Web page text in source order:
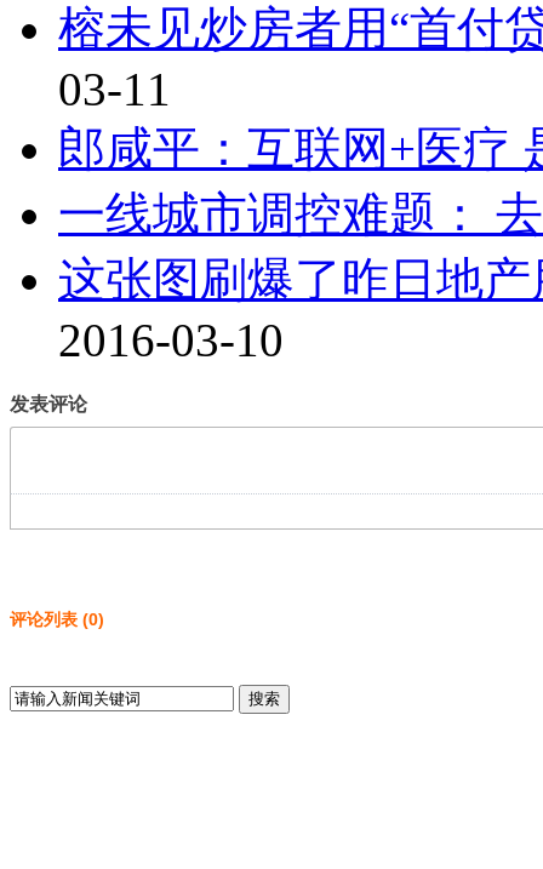
榕未见炒房者用“首付
03-11
郎咸平：互联网+医疗
一线城市调控难题：
这张图刷爆了昨日地
2016-03-10
发表评论
评论列表 (0)